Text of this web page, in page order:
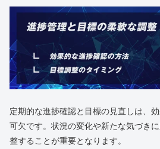
定期的な進捗確認と目標の見直しは、
可欠です。状況の変化や新たな気づき
整することが重要となります。